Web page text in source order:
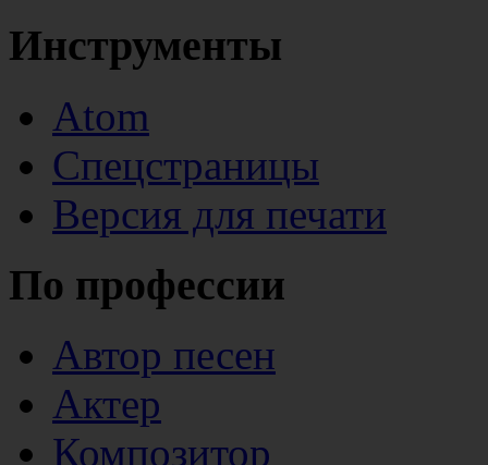
Инструменты
Atom
Спецстраницы
Версия для печати
По профессии
Автор песен
Актер
Композитор